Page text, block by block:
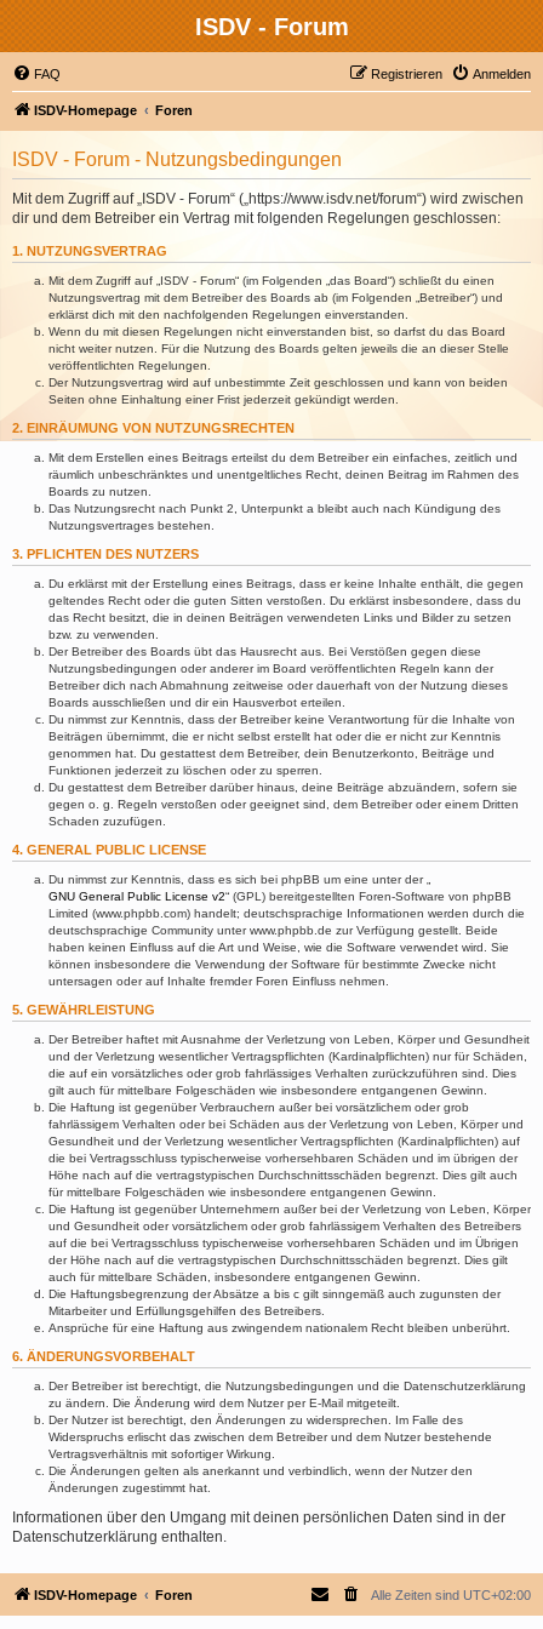
ISDV - Forum
FAQ Anmelden
Registrieren
ISDV-Homepage Foren
ISDV - Forum - Nutzungsbedingungen
Mit dem Zugriff auf „ISDV - Forum“ („https://www.isdv.net/forum“) wird zwischen
dir und dem Betreiber ein Vertrag mit folgenden Regelungen geschlossen:
1. NUTZUNGSVERTRAG
Mit dem Zugriff auf „ISDV - Forum“ (im Folgenden „das Board“) schließt du einen
Nutzungsvertrag mit dem Betreiber des Boards ab (im Folgenden „Betreiber“) und
erklärst dich mit den nachfolgenden Regelungen einverstanden.
Wenn du mit diesen Regelungen nicht einverstanden bist, so darfst du das Board
nicht weiter nutzen. Für die Nutzung des Boards gelten jeweils die an dieser Stelle
veröffentlichten Regelungen.
Der Nutzungsvertrag wird auf unbestimmte Zeit geschlossen und kann von beiden
Seiten ohne Einhaltung einer Frist jederzeit gekündigt werden.
2. EINRÄUMUNG VON NUTZUNGSRECHTEN
Mit dem Erstellen eines Beitrags erteilst du dem Betreiber ein einfaches, zeitlich und
räumlich unbeschränktes und unentgeltliches Recht, deinen Beitrag im Rahmen des
Boards zu nutzen.
Das Nutzungsrecht nach Punkt 2, Unterpunkt a bleibt auch nach Kündigung des
Nutzungsvertrages bestehen.
3. PFLICHTEN DES NUTZERS
Du erklärst mit der Erstellung eines Beitrags, dass er keine Inhalte enthält, die gegen
geltendes Recht oder die guten Sitten verstoßen. Du erklärst insbesondere, dass du
das Recht besitzt, die in deinen Beiträgen verwendeten Links und Bilder zu setzen
bzw. zu verwenden.
Der Betreiber des Boards übt das Hausrecht aus. Bei Verstößen gegen diese
Nutzungsbedingungen oder anderer im Board veröffentlichten Regeln kann der
Betreiber dich nach Abmahnung zeitweise oder dauerhaft von der Nutzung dieses
Boards ausschließen und dir ein Hausverbot erteilen.
Du nimmst zur Kenntnis, dass der Betreiber keine Verantwortung für die Inhalte von
Beiträgen übernimmt, die er nicht selbst erstellt hat oder die er nicht zur Kenntnis
genommen hat. Du gestattest dem Betreiber, dein Benutzerkonto, Beiträge und
Funktionen jederzeit zu löschen oder zu sperren.
Du gestattest dem Betreiber darüber hinaus, deine Beiträge abzuändern, sofern sie
gegen o. g. Regeln verstoßen oder geeignet sind, dem Betreiber oder einem Dritten
Schaden zuzufügen.
4. GENERAL PUBLIC LICENSE
Du nimmst zur Kenntnis, dass es sich bei phpBB um eine unter der „
GNU General Public License v2“ (GPL) bereitgestellten Foren-Software von phpBB
Limited (www.phpbb.com) handelt; deutschsprachige Informationen werden durch die
deutschsprachige Community unter www.phpbb.de zur Verfügung gestellt. Beide
haben keinen Einfluss auf die Art und Weise, wie die Software verwendet wird. Sie
können insbesondere die Verwendung der Software für bestimmte Zwecke nicht
untersagen oder auf Inhalte fremder Foren Einfluss nehmen.
5. GEWÄHRLEISTUNG
Der Betreiber haftet mit Ausnahme der Verletzung von Leben, Körper und Gesundheit
und der Verletzung wesentlicher Vertragspflichten (Kardinalpflichten) nur für Schäden,
die auf ein vorsätzliches oder grob fahrlässiges Verhalten zurückzuführen sind. Dies
gilt auch für mittelbare Folgeschäden wie insbesondere entgangenen Gewinn.
Die Haftung ist gegenüber Verbrauchern außer bei vorsätzlichem oder grob
fahrlässigem Verhalten oder bei Schäden aus der Verletzung von Leben, Körper und
Gesundheit und der Verletzung wesentlicher Vertragspflichten (Kardinalpflichten) auf
die bei Vertragsschluss typischerweise vorhersehbaren Schäden und im übrigen der
Höhe nach auf die vertragstypischen Durchschnittsschäden begrenzt. Dies gilt auch
für mittelbare Folgeschäden wie insbesondere entgangenen Gewinn.
Die Haftung ist gegenüber Unternehmern außer bei der Verletzung von Leben, Körper
und Gesundheit oder vorsätzlichem oder grob fahrlässigem Verhalten des Betreibers
auf die bei Vertragsschluss typischerweise vorhersehbaren Schäden und im Übrigen
der Höhe nach auf die vertragstypischen Durchschnittsschäden begrenzt. Dies gilt
auch für mittelbare Schäden, insbesondere entgangenen Gewinn.
Die Haftungsbegrenzung der Absätze a bis c gilt sinngemäß auch zugunsten der
Mitarbeiter und Erfüllungsgehilfen des Betreibers.
Ansprüche für eine Haftung aus zwingendem nationalem Recht bleiben unberührt.
6. ÄNDERUNGSVORBEHALT
Der Betreiber ist berechtigt, die Nutzungsbedingungen und die Datenschutzerklärung
zu ändern. Die Änderung wird dem Nutzer per E-Mail mitgeteilt.
Der Nutzer ist berechtigt, den Änderungen zu widersprechen. Im Falle des
Widerspruchs erlischt das zwischen dem Betreiber und dem Nutzer bestehende
Vertragsverhältnis mit sofortiger Wirkung.
Die Änderungen gelten als anerkannt und verbindlich, wenn der Nutzer den
Änderungen zugestimmt hat.
Informationen über den Umgang mit deinen persönlichen Daten sind in der
Datenschutzerklärung enthalten.
ISDV-Homepage Foren Alle Zeiten sind UTC+02:00